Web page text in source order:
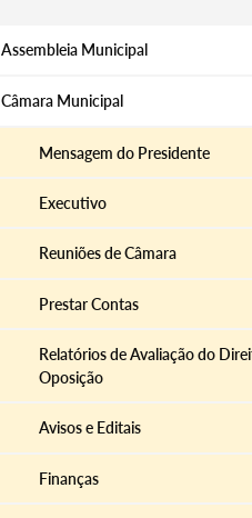
Assembleia Municipal
Câmara Municipal
Mensagem do Presidente
Executivo
Reuniões de Câmara
Prestar Contas
Relatórios de Avaliação do
Oposição
Avisos e Editais
Finanças